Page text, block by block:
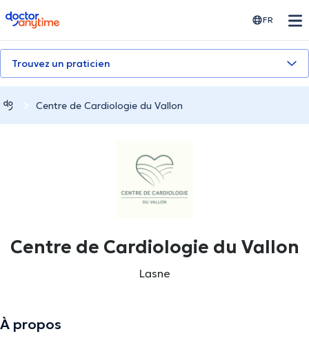
doctoranytime FR
Trouvez un praticien
Centre de Cardiologie du Vallon
Centre de Cardiologie du Vallon
Lasne
À propos